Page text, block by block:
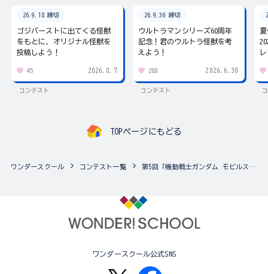
26.9.18 締切
ゴジバーストに出てくる怪獣
をもとに、オリジナル怪獣を
投稿しよう！
45 2026.8.7
コンテスト
26.9.30 締切
ウルトラマンシリーズ60周年
記念！君のウルトラ怪獣を考
えよう！
288 2026.6.30
コンテスト
TOPページにもどる
ワンダースクール コンテスト一覧 第5回「機動戦士ガンダム モビルスーツアンサンブル」カスタマイズ祭り
ワンダースクール公式SNS